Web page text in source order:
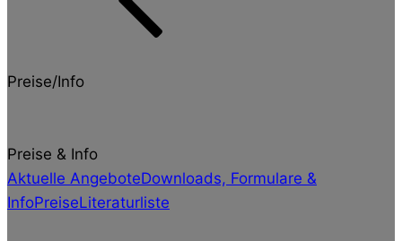
Preise/Info
Preise & Info
Aktuelle AngeboteDownloads, Formulare &
InfoPreiseLiteraturliste